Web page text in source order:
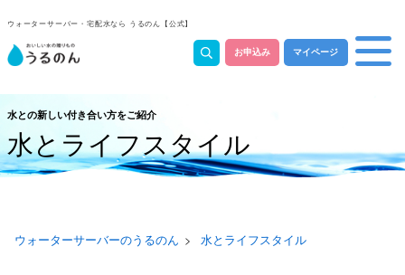
ウォーターサーバー・宅配水なら うるのん【公式】
お申込み マイページ
水との新しい付き合い方をご紹介
水とライフスタイル
ウォーターサーバーのうるのん 水とライフスタイル